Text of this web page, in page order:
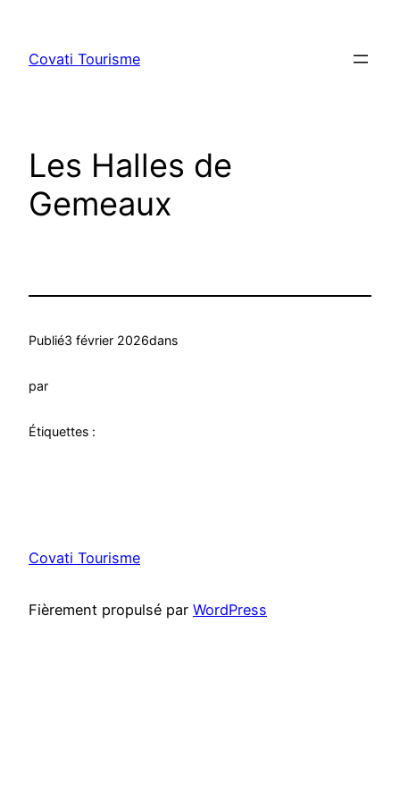
contenu
Covati Tourisme
Les Halles de
Gemeaux
Publié3 février 2026dans
par
Étiquettes :
Covati Tourisme
Fièrement propulsé par WordPress